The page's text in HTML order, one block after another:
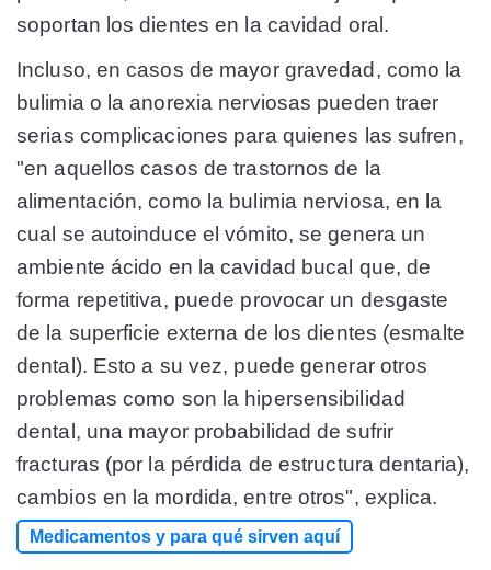
soportan los dientes en la cavidad oral.
Incluso, en casos de mayor gravedad, como la
bulimia o la anorexia nerviosas pueden traer
serias complicaciones para quienes las sufren,
"en aquellos casos de trastornos de la
alimentación, como la bulimia nerviosa, en la
cual se autoinduce el vómito, se genera un
ambiente ácido en la cavidad bucal que, de
forma repetitiva, puede provocar un desgaste
de la superficie externa de los dientes (esmalte
dental). Esto a su vez, puede generar otros
problemas como son la hipersensibilidad
dental, una mayor probabilidad de sufrir
fracturas (por la pérdida de estructura dentaria),
cambios en la mordida, entre otros", explica.
Medicamentos y para qué sirven aquí